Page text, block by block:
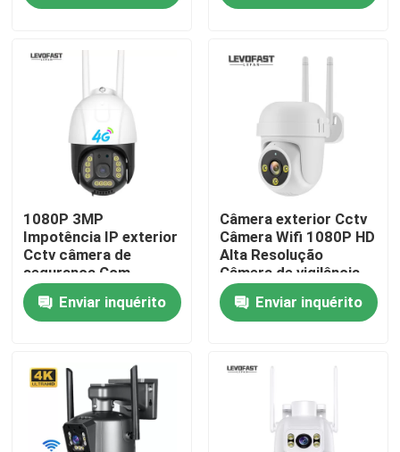
Vídeos
Sobre nós
Visita à fábrica
Controle de qualidade
Contacte-nos
Notícias
Câmara de segurança da ampola de Wifi
1080P 3MP
Impotência IP exterior
Cctv câmera de
segurança Com
aplicativo V380pro
Enviar inquérito
Câmera exterior Cctv
Câmera Wifi 1080P HD
Alta Resolução
Câmera de vigilância
de filmes
Enviar inquérito